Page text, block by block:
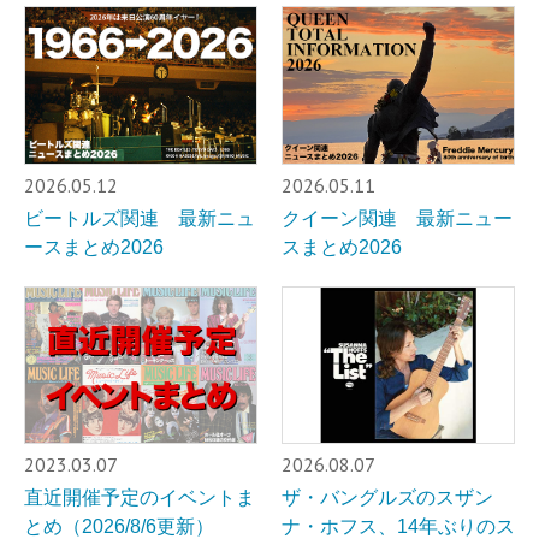
2026.05.12
ビートルズ関連 最新ニュ
ースまとめ2026
2026.05.11
クイーン関連 最新ニュー
スまとめ2026
2023.03.07
直近開催予定のイベントま
とめ（2026/8/6更新）
2026.08.07
ザ・バングルズのスザン
ナ・ホフス、14年ぶりのス